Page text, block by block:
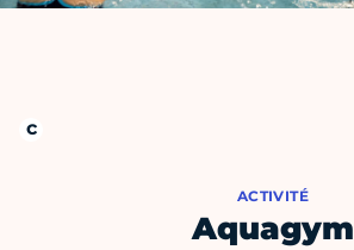
ACTIVITÉ
Aquagym